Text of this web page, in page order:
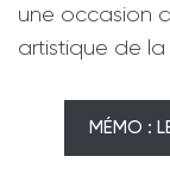
une occasion
artistique de la
MÉMO :